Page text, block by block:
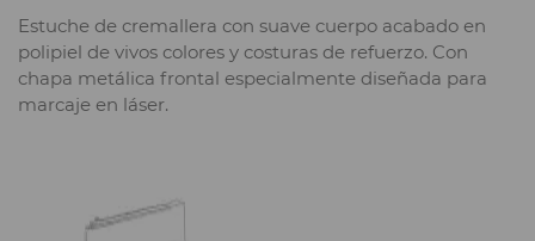
Estuche de cremallera con suave cuerpo acabado en
polipiel de vivos colores y costuras de refuerzo. Con
chapa metálica frontal especialmente diseñada para
marcaje en láser.